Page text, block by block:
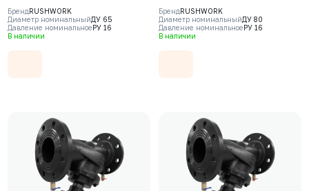
PN16, корпус - чугун GJS-400-15
(GGG40), клапан - нерж. сталь
CF8, уплотнение - EPDM, Ф/Ф
БрендRUSHWORK
Диаметр номинальныйДУ 65
Давление номинальноеРУ 16
В наличии
PN16, корпус - чугун GJS-400-15
(GGG40), клапан - нерж. сталь
CF8, уплотнение - EPDM, Ф/Ф
БрендRUSHWORK
Диаметр номинальныйДУ 80
Давление номинальноеРУ 16
В наличии